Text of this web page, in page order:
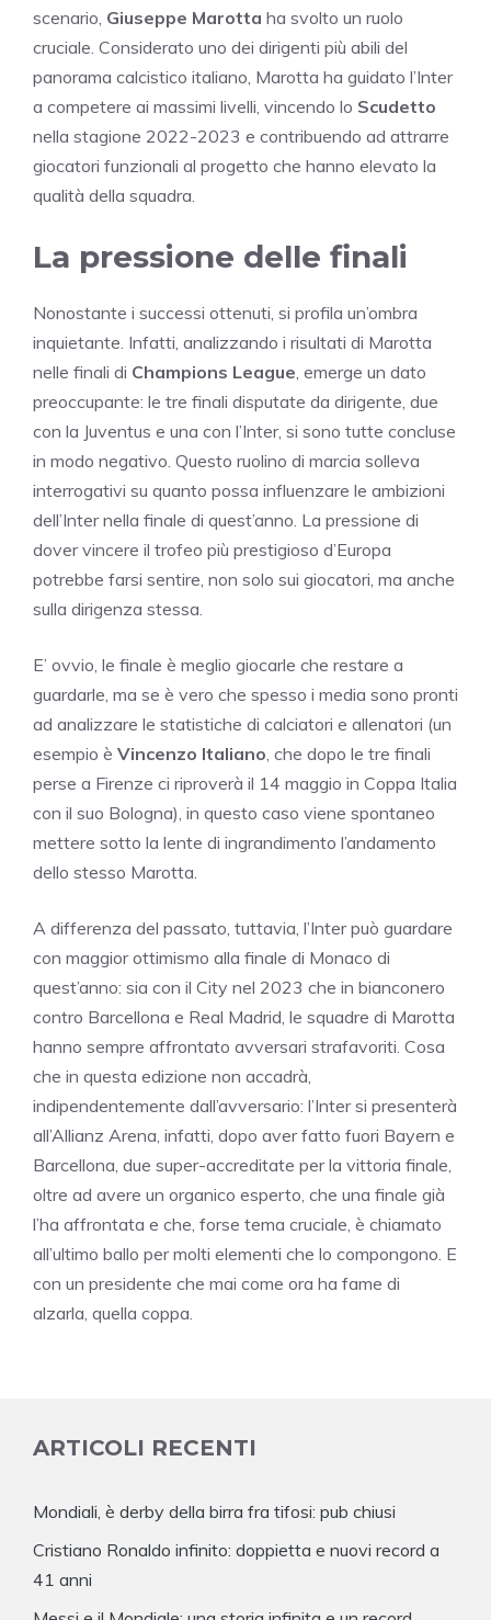
scenario, Giuseppe Marotta ha svolto un ruolo
cruciale. Considerato uno dei dirigenti più abili del
panorama calcistico italiano, Marotta ha guidato l’Inter
a competere ai massimi livelli, vincendo lo Scudetto
nella stagione 2022-2023 e contribuendo ad attrarre
giocatori funzionali al progetto che hanno elevato la
qualità della squadra.
La pressione delle finali
Nonostante i successi ottenuti, si profila un’ombra
inquietante. Infatti, analizzando i risultati di Marotta
nelle finali di Champions League , emerge un dato
preoccupante: le tre finali disputate da dirigente, due
con la Juventus e una con l’Inter, si sono tutte concluse
in modo negativo. Questo ruolino di marcia solleva
interrogativi su quanto possa influenzare le ambizioni
dell’Inter nella finale di quest’anno. La pressione di
dover vincere il trofeo più prestigioso d’Europa
potrebbe farsi sentire, non solo sui giocatori, ma anche
sulla dirigenza stessa.
E’ ovvio, le finale è meglio giocarle che restare a
guardarle, ma se è vero che spesso i media sono pronti
ad analizzare le statistiche di calciatori e allenatori (un
esempio è Vincenzo Italiano , che dopo le tre finali
perse a Firenze ci riproverà il 14 maggio in Coppa Italia
con il suo Bologna), in questo caso viene spontaneo
mettere sotto la lente di ingrandimento l’andamento
dello stesso Marotta.
A differenza del passato, tuttavia, l’Inter può guardare
con maggior ottimismo alla finale di Monaco di
quest’anno: sia con il City nel 2023 che in bianconero
contro Barcellona e Real Madrid, le squadre di Marotta
hanno sempre affrontato avversari strafavoriti. Cosa
che in questa edizione non accadrà,
indipendentemente dall’avversario: l’Inter si presenterà
all’Allianz Arena, infatti, dopo aver fatto fuori Bayern e
Barcellona, due super-accreditate per la vittoria finale,
oltre ad avere un organico esperto, che una finale già
l’ha affrontata e che, forse tema cruciale, è chiamato
all’ultimo ballo per molti elementi che lo compongono. E
con un presidente che mai come ora ha fame di
alzarla, quella coppa.
ARTICOLI RECENTI
Mondiali, è derby della birra fra tifosi: pub chiusi
Cristiano Ronaldo infinito: doppietta e nuovi record a
41 anni